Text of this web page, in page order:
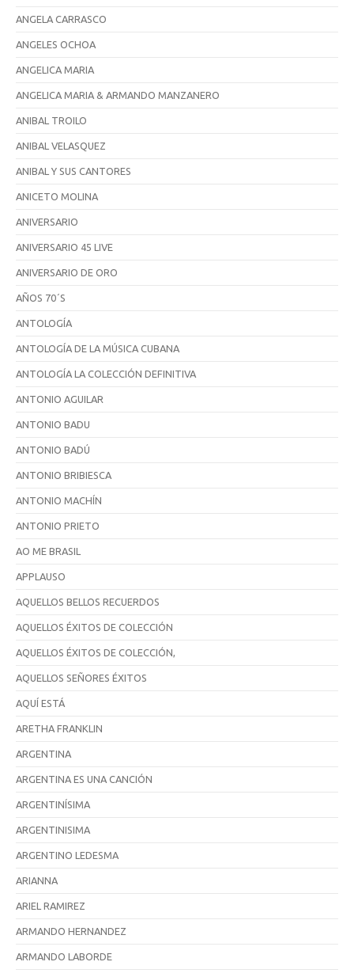
ANGELA CARRASCO
ANGELES OCHOA
ANGELICA MARIA
ANGELICA MARIA & ARMANDO MANZANERO
ANIBAL TROILO
ANIBAL VELASQUEZ
ANIBAL Y SUS CANTORES
ANICETO MOLINA
ANIVERSARIO
ANIVERSARIO 45 LIVE
ANIVERSARIO DE ORO
AÑOS 70´S
ANTOLOGÍA
ANTOLOGÍA DE LA MÚSICA CUBANA
ANTOLOGÍA LA COLECCIÓN DEFINITIVA
ANTONIO AGUILAR
ANTONIO BADU
ANTONIO BADÚ
ANTONIO BRIBIESCA
ANTONIO MACHÍN
ANTONIO PRIETO
AO ME BRASIL
APPLAUSO
AQUELLOS BELLOS RECUERDOS
AQUELLOS ÉXITOS DE COLECCIÓN
AQUELLOS ÉXITOS DE COLECCIÓN,
AQUELLOS SEÑORES ÉXITOS
AQUÍ ESTÁ
ARETHA FRANKLIN
ARGENTINA
ARGENTINA ES UNA CANCIÓN
ARGENTINÍSIMA
ARGENTINISIMA
ARGENTINO LEDESMA
ARIANNA
ARIEL RAMIREZ
ARMANDO HERNANDEZ
ARMANDO LABORDE